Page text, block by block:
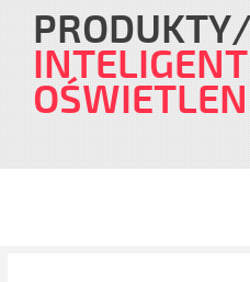
PRODUKTY